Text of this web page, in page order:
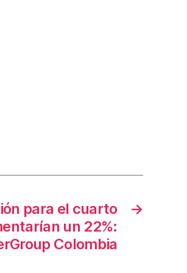
→
para el cuarto
un 22%:
Colombia